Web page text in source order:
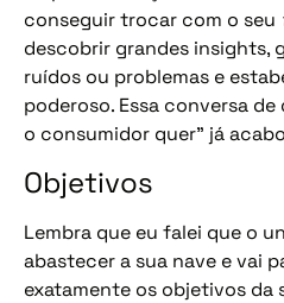
conseguir trocar com o seu
descobrir grandes insights,
ruídos ou problemas e
poderoso. Essa conversa
o consumidor quer” já
Objetivos
Lembra que eu falei que o
abastecer a sua nave e vai
exatamente os objetivos da